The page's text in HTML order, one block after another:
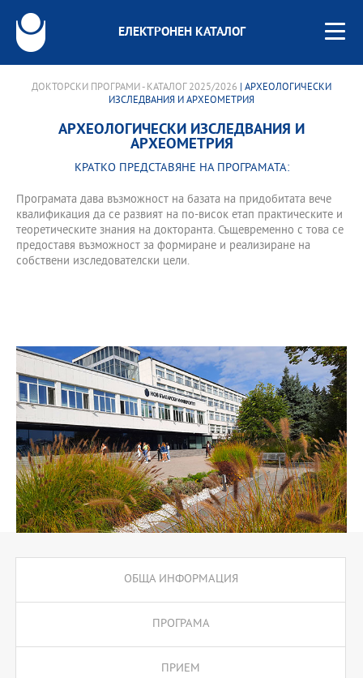
ЕЛЕКТРОНЕН КАТАЛОГ
ДОКТОРСКИ ПРОГРАМИ - КАТАЛОГ 2025/2026 | АРХЕОЛОГИЧЕСКИ
ИЗСЛЕДВАНИЯ И АРХЕОМЕТРИЯ
АРХЕОЛОГИЧЕСКИ ИЗСЛЕДВАНИЯ И
АРХЕОМЕТРИЯ
КРАТКО ПРЕДСТАВЯНЕ НА ПРОГРАМАТА:
Програмата дава възможност на базата на придобитата вече
квалификация да се развият на по-висок етап практическите и
теоретическите знания на докторанта. Същевременно с това се
предоставя възможност за формиране и реализиране на
собствени изследователски цели.
ОБЩА ИНФОРМАЦИЯ
ПРОГРАМА
ПРИЕМ